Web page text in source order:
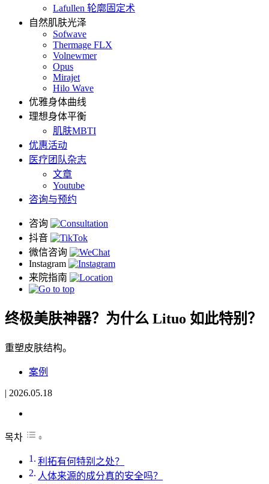
Lafullen 轮廓固定术
自然肌肤光泽
Sofwave
Thermage FLX
Volnewmer
Opus
Mirajet
Hilo Wave
优雅身体曲线
理想身体平衡
肌肤MBTI
优惠活动
医疗团队杂志
文章
Youtube
咨询与预约
终极美肤神器？为什么 Lituo 如此特别？
重塑皮肤结构。
案例
| 2026.05.18
목차
利拓有何特别之处？
人体来源的成分真的安全吗？